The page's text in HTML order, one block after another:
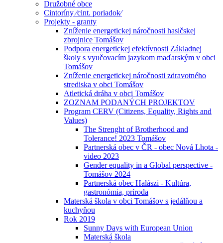
Družobné obce
Cintoríny ⁄cint. poriadok⁄
Projekty - granty
Zníženie energetickej náročnosti hasičskej
zbrojnice Tomášov
Podpora energetickej efektívnosti Základnej
školy s vyučovacím jazykom maďarským v obci
Tomášov
Zníženie energetickej náročnosti zdravotného
strediska v obci Tomášov
Atletická dráha v obci Tomášov
ZOZNAM PODANÝCH PROJEKTOV
Program CERV (Citizens, Equality, Rights and
Values)
The Strenght of Brotherhood and
Tolerance! 2023 Tomášov
Partnerská obec v ČR - obec Nová Lhota -
video 2023
Gender equality in a Global perspective -
Tomášov 2024
Partnerská obec Halászi - Kultúra,
gastronómia, príroda
Materská škola v obci Tomášov s jedálňou a
kuchyňou
Rok 2019
Sunny Days with European Union
Materská škola